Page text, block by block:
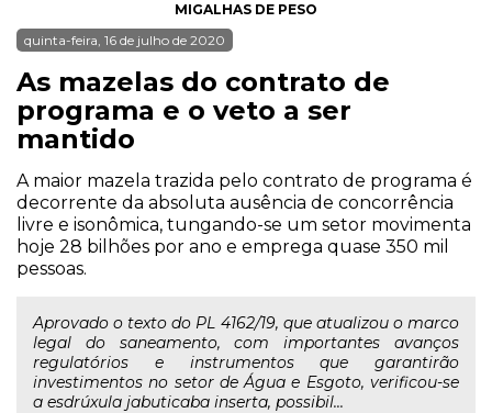
MIGALHAS DE PESO
quinta-feira, 16 de julho de 2020
As mazelas do contrato de
programa e o veto a ser
mantido
A maior mazela trazida pelo contrato de programa é
decorrente da absoluta ausência de concorrência
livre e isonômica, tungando-se um setor movimenta
hoje 28 bilhões por ano e emprega quase 350 mil
pessoas.
Aprovado o texto do PL 4162/19, que atualizou o marco
legal do saneamento, com importantes avanços
regulatórios e instrumentos que garantirão
investimentos no setor de Água e Esgoto, verificou-se
a esdrúxula jabuticaba inserta, possibil...